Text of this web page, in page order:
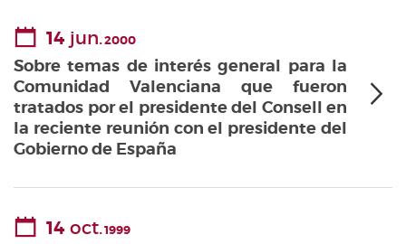
14 jun.2000
Sobre temas de interés general para la
Comunidad Valenciana que fueron
tratados por el presidente del Consell en
la reciente reunión con el presidente del
Gobierno de España
14 oct.1999